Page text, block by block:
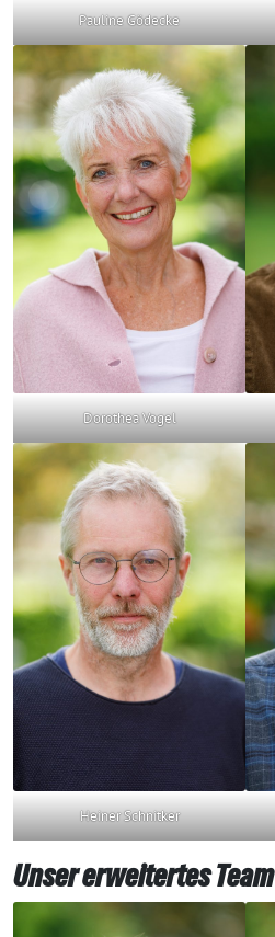
Pauline Gödecke
Dorothea Vogel
Heiner Schnitker
Unser erweitertes Team